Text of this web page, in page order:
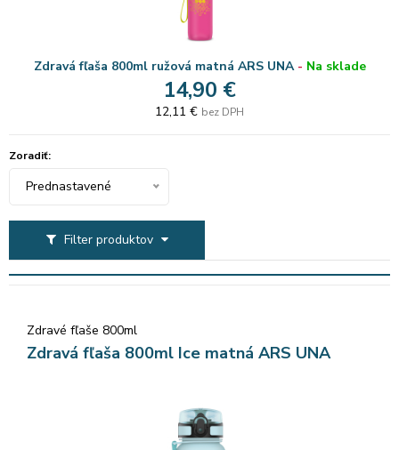
Zdravá fľaša 800ml ružová matná ARS UNA- Na sklade
14,90 €
12,11 € bez DPH
Filter produktov
Zoradiť:
Prednastavené
Zdravé fľaše 800ml
Zdravá fľaša 800ml Ice matná ARS UNA